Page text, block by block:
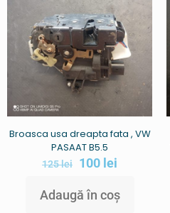
Broasca usa dreapta fata , VW
PASAAT B5.5
125lei 100 lei
Adaugă în coș